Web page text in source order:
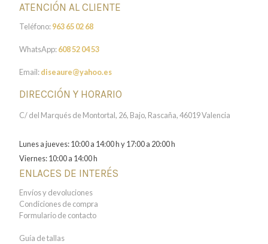
ATENCIÓN AL CLIENTE
Teléfono:963 65 02 68
WhatsApp:608 52 04 53
Email:diseaure@yahoo.es
DIRECCIÓN Y HORARIO
C/ del Marqués de Montortal, 26, Bajo, Rascaña, 46019 Valencia
Lunes a jueves: 10:00 a 14:00 h y 17:00 a 20:00 h
Viernes: 10:00 a 14:00 h
ENLACES DE INTERÉS
Envíos y devoluciones
Condiciones de compra
Formulario de contacto
Guía de tallas